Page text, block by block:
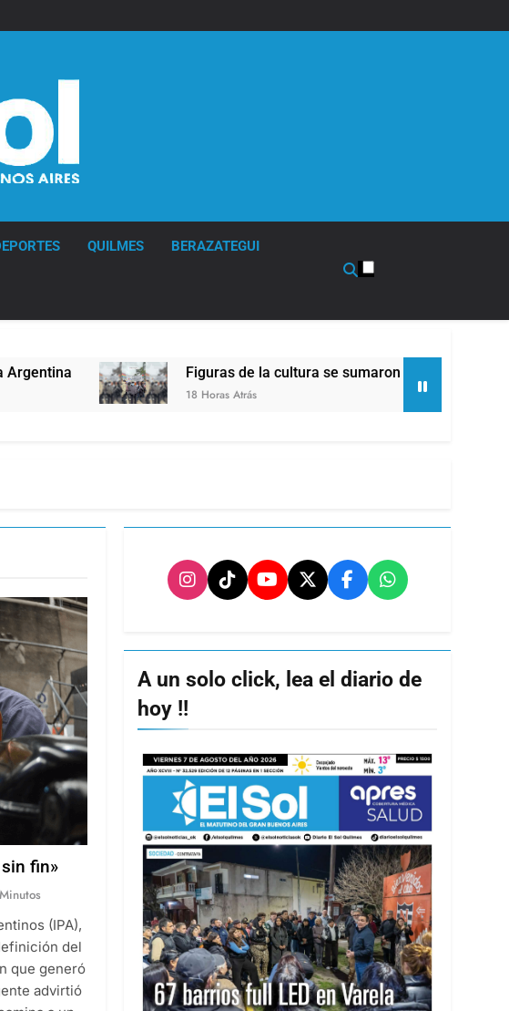
QUILMES BERAZATEGUI
Figuras de la cultura se sumaron a la marcha frente al Congreso contra la
fin»
(IPA),
del
que generó
advirtió
A un solo click, lea el diario de
hoy !!